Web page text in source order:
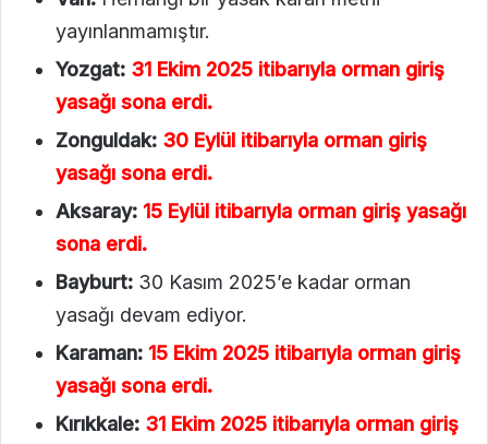
yayınlanmamıştır.
Yozgat: 31 Ekim 2025 itibarıyla orman giriş
yasağı sona erdi.
Zonguldak: 30 Eylül itibarıyla orman giriş
yasağı sona erdi.
Aksaray: 15 Eylül itibarıyla orman giriş yasağı
sona erdi.
Bayburt: 30 Kasım 2025’e kadar orman
yasağı devam ediyor.
Karaman: 15 Ekim 2025 itibarıyla orman giriş
yasağı sona erdi.
Kırıkkale: 31 Ekim 2025 itibarıyla orman giriş